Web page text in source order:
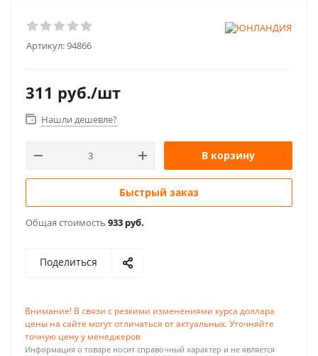
Артикул:94866
311 руб./шт
Нашли дешевле?
В корзину
Быстрый заказ
Общая стоимость 933 руб.
Поделиться
Внимание! В связи с резкими изменениями курса доллара
цены на сайте могут отличаться от актуальных. Уточняйте
точную цену у менеджеров
Информация о товаре носит справочный характер и не является